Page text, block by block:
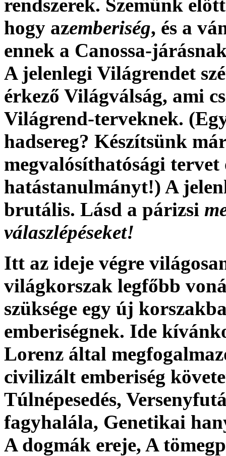
rendszerek. Szemünk
hogy azemberiség, és a
ennek a Canossa-
A jelenlegi Világrendet
érkező Világválság, ami
Világrend-terveknek.
hadsereg? Készítsünk
megvalósíthatósági tervet
hatástanulmányt!) A
brutális. Lásd a párizsi
válaszlépéseket!
Itt az ideje végre
világkorszak legfőbb
szüksége egy új
emberiségnek. Ide
Lorenz által
civilizált emberiség
Túlnépesedés,
fagyhalála, Genetikai
A dogmák ereje, A